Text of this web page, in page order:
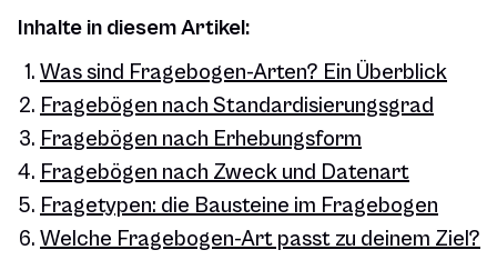
Inhalte in diesem Artikel:
Was sind Fragebogen-Arten? Ein Überblick
Fragebögen nach Standardisierungsgrad
Fragebögen nach Erhebungsform
Fragebögen nach Zweck und Datenart
Fragetypen: die Bausteine im Fragebogen
Welche Fragebogen-Art passt zu deinem Ziel?